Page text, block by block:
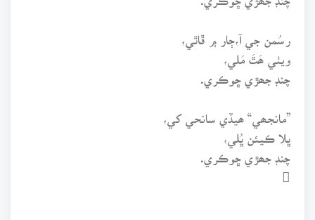
رسُمن جي آ،ڄار ۾ ڦاٿي،
ويٺي ھَٿَ مَلي،
”مانجھي“ ھيڏي سانحي کي،
ڀلا ڪيئن ڀُلي،
